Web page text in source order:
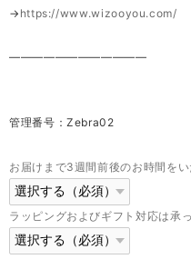
→ https://www.wizooyou.com/
————————————
管理番号：Zebra02
お届けまで3週間前後のお時間をい
ラッピングおよびギフト対応は承